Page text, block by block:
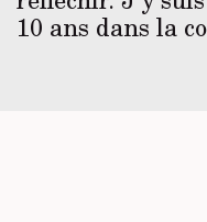
10 ans dans la